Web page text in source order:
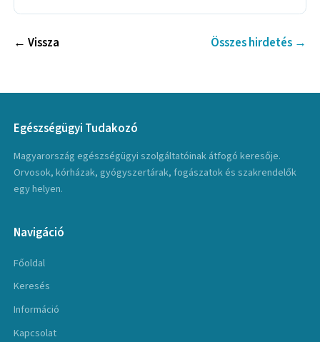
← Vissza Összes hirdetés →
Egészségügyi Tudakozó
Magyarország egészségügyi szolgáltatóinak átfogó keresője.
Orvosok, kórházak, gyógyszertárak, fogászatok és szakrendelők
egy helyen.
Navigáció
Főoldal
Keresés
Információ
Kapcsolat